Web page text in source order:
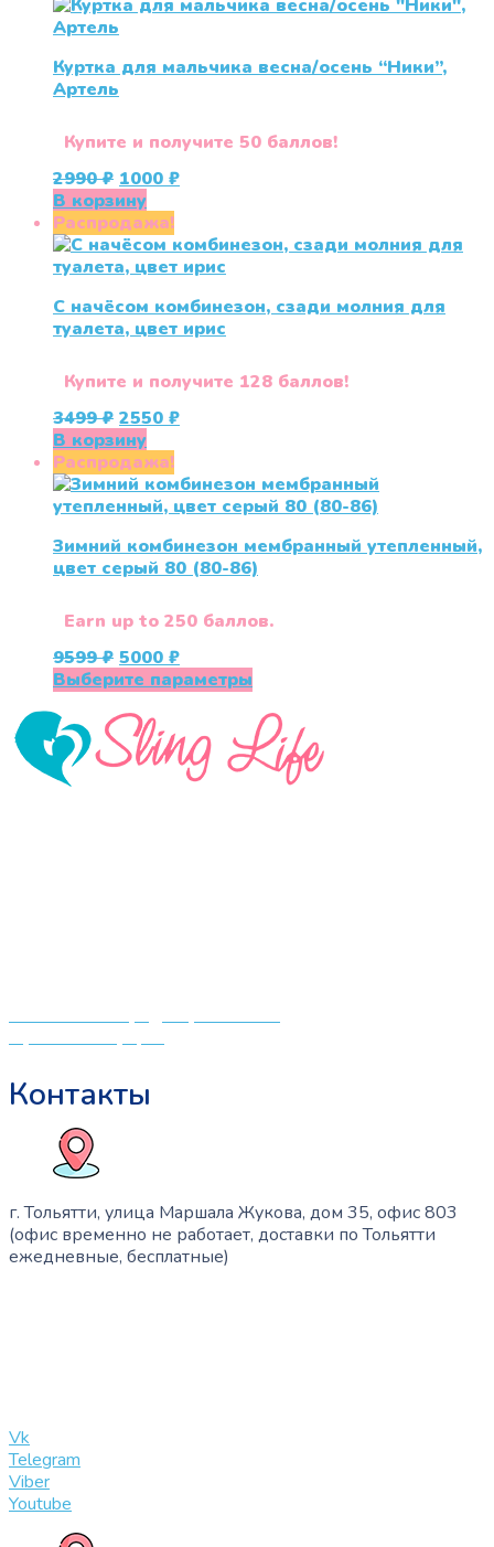
Куртка для мальчика весна/осень “Ники”,
Артель
Купите и получите 50 баллов!
2990₽ Первоначальная
цена
составляла
2990 ₽.
1000 ₽Текущая
В корзину
Распродажа!
С начёсом комбинезон, сзади молния для
туалета, цвет ирис
Купите и получите 128 баллов!
3499₽ Первоначальная
цена
составляла
3499 ₽.
2550 ₽Текущая
В корзину
Распродажа!
Зимний комбинезон мембранный утепленный,
цвет серый 80 (80-86)
Earn up to 250 баллов.
9599₽ Первоначальная
цена
9599 ₽.
5000 ₽Текущая
цена:
Выберите параметры
имеет
несколько
вариаций.
Опции
Контакты
г. Тольятти, улица Маршала Жукова, дом 35, офис 803
(офис временно не работает, доставки по Тольятти
ежедневные, бесплатные)
Vk
Telegram
Viber
Youtube